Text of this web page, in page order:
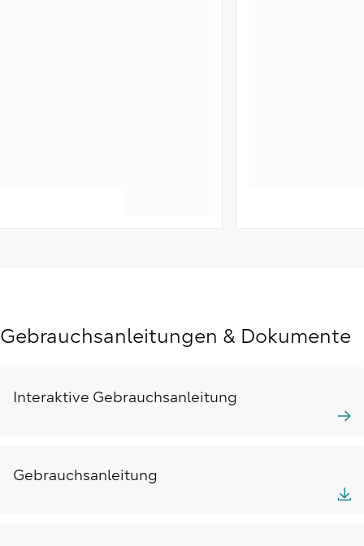
Gebrauchsanleitungen & Dokumente
Interaktive Gebrauchsanleitung
Gebrauchsanleitung